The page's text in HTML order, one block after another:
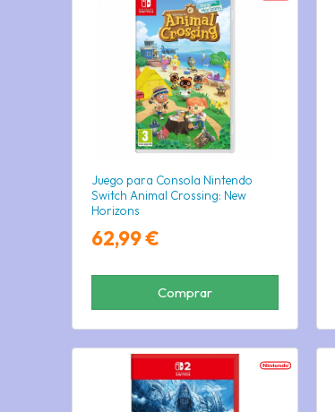
Juego para Consola Nintendo
Switch Animal Crossing: New
Horizons
62,99 €
Comprar